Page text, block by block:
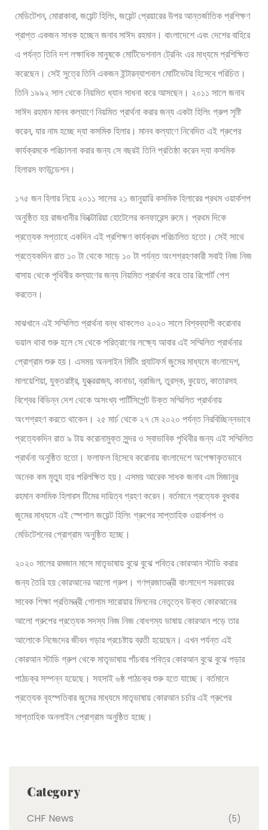
মেডিটেশন, মোরাকাবা, জয়েন্ট হিলিং, জয়েন্ট প্রেয়ারের উপর আন্তর্জাতিক প্রশিক্ষণ
প্রাপ্ত একজন সাধক হচ্ছেন জনাব সাঈদ রহমান। বাংলাদেশে এবং দেশের বাহিরে
এ পর্যন্ত তিনি দশ লক্ষাধিক মানুষকে মোটিভেশনাল ট্রেনিং এর মাধ্যমে প্রশিক্ষিত
করেছেন। সেই সুত্রে তিনি একজন ইন্টারন্যাশনাল মোটিভেটর হিসেবে পরিচিত।
তিনি ১৯৯২ সাল থেকে নিয়মিত ধ্যান সাধনা করে আসছেন। ২০১১ সালে জনাব
সাঈদ রহমান মানব কল্যাণে নিয়মিত প্রার্থনা করার জন্য একটা হিলিং গ্রুপ সৃষ্টি
করেন, যার নাম হচ্ছে দ্যা কসমিক হিলার। মানব কল্যাণে নিবেদিত এই গ্রুপের
কার্যক্রমকে পরিচালনা করার জন্য সে বছরই তিনি প্রতিষ্ঠা করেন দ্যা কসমিক
হিলারস ফাউন্ডেশন।
১৭৫ জন হিলার নিয়ে ২০১১ সালের ২১ জানুয়ারি কসমিক হিলারের প্রথম ওয়ার্কশপ
অনুষ্ঠিত হয় রাজধানীর ভিক্টোরিয়া হোটেলের কনফারেন্স রুমে। প্রথম দিকে
প্রত্যেক সপ্তাহে একদিন এই প্রশিক্ষণ কার্যক্রম পরিচালিত হতো। সেই সাথে
প্রত্যেকদিন রাত ১০ টা থেকে সাড়ে ১০ টা পর্যন্ত অংশগ্রহণকারী সবাই নিজ নিজ
বাসায় থেকে পৃথিবীর কল্যাণের জন্য নিয়মিত প্রার্থনা করে তার রিপোর্ট পেশ
করতেন।
মাঝখানে এই সম্মিলিত প্রার্থনা বন্ধ থাকলেও ২০২০ সালে বিশ্বব্যাপী করোনার
ভয়াল থাবা শুরু হলে সে থেকে পরিত্রাণের লক্ষ্যে আবার এই সম্মিলিত প্রার্থনার
প্রোগ্রাম শুরু হয়। এসময় অনলাইন মিটিং প্ল্যাটফর্ম জুমের মাধ্যমে বাংলাদেশ,
মালয়েশিয়া, যুক্তরাষ্ট্র, যুক্ত্ররাজ্য, কানাডা, ব্রাজিল, তুরস্ক, কুয়েত, কাতারসহ
বিশ্বের বিভিন্ন দেশ থেকে অসংখ্য পার্টিসিপেন্ট উক্ত সম্মিলিত প্রার্থনায়
অংশগ্রহণ করতে থাকেন। ২৫ মার্চ থেকে ২৭ মে ২০২০ পর্যন্ত নিরবিচ্ছিন্নভাবে
প্রত্যেকদিন রাত ৯ টায় করোনামুক্ত সুন্দর ও স্বাভাবিক পৃথিবীর জন্য এই সম্মিলিত
প্রার্থনা অনুষ্ঠিত হতো। ফলাফল হিসেবে করোনায় বাংলাদেশে অপেক্ষাকৃতভাবে
অনেক কম মৃত্যু হার পরিলক্ষিত হয়। এসময় আরেক সাধক জনাব এম মিজানুর
রহমান কসমিক হিলারস টিমের দায়িত্ব গ্রহণ করেন। বর্তমানে প্রত্যেক বুধবার
জুমের মাধ্যমে এই স্পেশাল জয়েন্ট হিলিং গ্রুপের সাপ্তাহিক ওয়ার্কশপ ও
মেডিটেশনের প্রোগ্রাম অনুষ্ঠিত হচ্ছে।
২০২০ সালের রমজান মাসে মাতৃভাষায় বুঝে বুঝে পবিত্র কোরআন স্টাডি করার
জন্য তৈরি হয় কোরআনের আলো গ্রুপ। গণপ্রজাতন্ত্রী বাংলাদেশ সরকারের
সাবেক শিক্ষা প্রতিমন্ত্রী গোলাম সারোয়ার মিলনের নেতৃত্বে উক্ত কোরআনের
আলো গ্রুপের প্রত্যেক সদস্য নিজ নিজ বোধগম্য ভাষায় কোরআন পড়ে তার
আলোকে নিজেদের জীবন গড়ার প্রচেষ্টায় ব্রতী হয়েছেন। এখন পর্যন্ত এই
কোরআন স্টাডি গ্রুপ থেকে মাতৃভাষায় পাঁচবার পবিত্র কোরআন বুঝে বুঝে পড়ার
পাঠচক্র সম্পন্ন হয়েছে। সহসাই ৬ষ্ঠ পাঠচক্র শুরু হতে যাচ্ছে। বর্তমানে
প্রত্যেক বৃহস্পতিবার জুমের মাধ্যমে মাতৃভাষায় কোরআন চর্চার এই গ্রুপের
সাপ্তাহিক অনলাইন প্রোগ্রাম অনুষ্ঠিত হচ্ছে।
Category
CHF News (5)